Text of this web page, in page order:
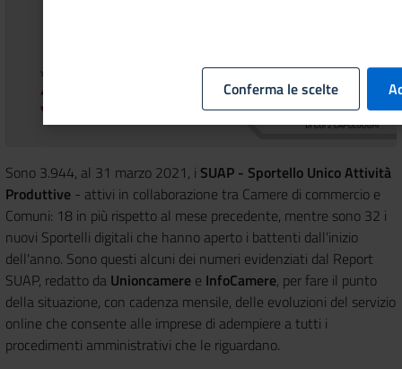
Sono 3.944, al 31 marzo 2021, i SUAP - Sportello Unico Attività
Produttive - attivi in collaborazione tra Camere di commercio e
Comuni: 18 in più rispetto al mese precedente, mentre sono 32 i
nuovi Sportelli digitali che hanno aperto i battenti dall'inizio
dell'anno. Sono questi alcuni dei numeri evidenziati dal Report
SUAP, redatto da Unioncamere e InfoCamere, per fare il punto
della situazione, con cadenza mensile, delle evoluzioni del servizio
online che consente alle imprese di adempiere a tutti i
procedimenti amministrativi che le riguardano.
Conferma le scelte